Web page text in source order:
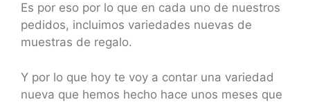
Es por eso por lo que en cada uno de nuestros
pedidos, incluimos variedades nuevas de
muestras de regalo.
Y por lo que hoy te voy a contar una variedad
nueva que hemos hecho hace unos meses que